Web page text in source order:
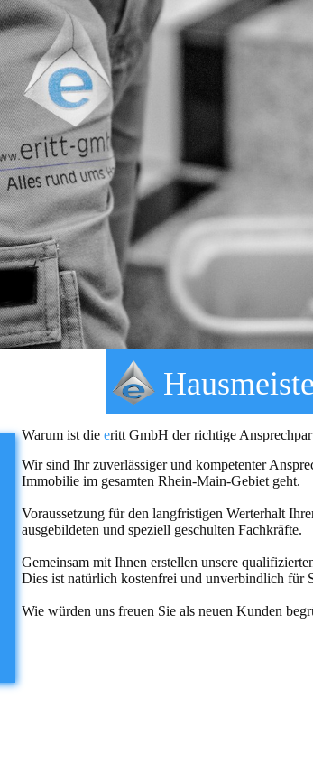
Warum ist die eritt GmbH der richtige
Wir sind Ihr zuverlässiger und kompetenter
Immobilie im gesamten Rhein-Main-Gebiet geht.
Voraussetzung für den langfristigen Werterhalt
ausgebildeten und speziell geschulten Fachkräfte.
Gemeinsam mit Ihnen erstellen unsere
Dies ist natürlich kostenfrei und unverbindlich für
Wie würden uns freuen Sie als neuen Kunden